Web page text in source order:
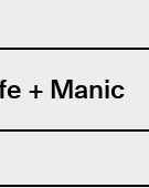
+ Manic